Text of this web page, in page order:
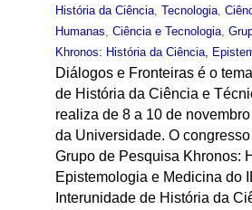
História da Ciência, Tecnologia,
Humanas, Ciência e Tecnologia,
Khronos: História da Ciência,
Diálogos e Fronteiras é o
de História da Ciência e
realiza de 8 a 10 de
da Universidade. O
Grupo de Pesquisa Khronos:
Epistemologia e Medicina do
Interunidade de História da